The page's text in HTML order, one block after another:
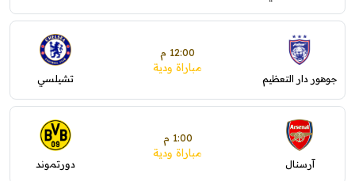
جوهور دار التعظيم
12:00 م
مباراة ودية
تشيلسي
آرسنال
1:00 م
مباراة ودية
دورتموند